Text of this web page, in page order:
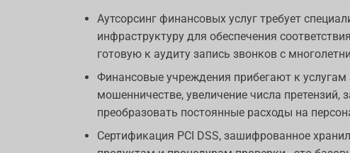
Аутсорсинг финансовых услуг требует
инфраструктуру для обеспечения
готовую к аудиту запись звонков с
Финансовые учреждения прибегают к
мошенничестве, увеличение числа претензий,
преобразовать постоянные расходы на
Сертификация PCI DSS, зашифрованное